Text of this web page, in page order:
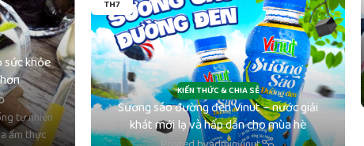
sức khỏe
tự nhiên
ẩm thực
TH7
KIẾN THỨC & CHIA SẺ
Sương sáo đường đen Vinut – nước giải
khát mới lạ và hấp dẫn cho mùa hè